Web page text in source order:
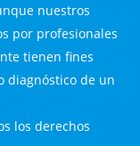
nuestros
por profesionales
tienen fines
diagnóstico de un
los derechos